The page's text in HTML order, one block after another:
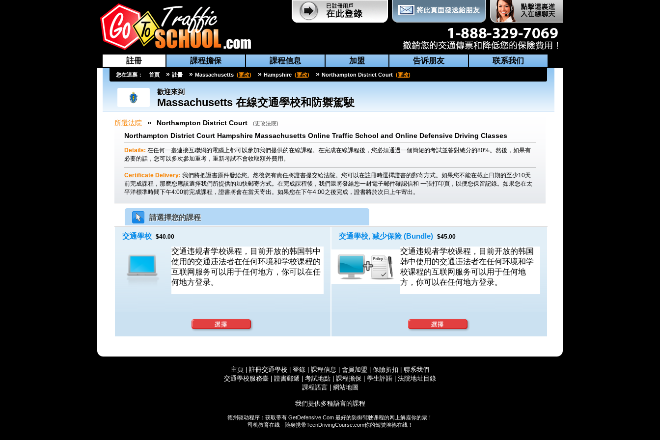
註冊 課程擔保 課程信息 加盟 告诉朋友 联系我们
您在這裏： 首頁 » 註冊 » Massachusetts (更改) » Hampshire (更改) » Northampton District Court (更改)
歡迎來到
Massachusetts在線交通學校和防禦駕駛
所選法院 » Northampton District Court (更改法院)
Northampton District Court Hampshire Massachusetts Online Traffic School and Online Defensive Driving Classes
Details: 在任何一臺連接互聯網的電腦上都可以參加我們提供的在線課程。在完成在線課程後，您必須通過一個簡短的考試並答對總分的80%。然後，如果有
必要的話，您可以多次參加重考，重新考試不會收取額外費用。
Certificate Delivery: 我們將把證書原件發給您。然後您有責任將證書提交給法院。您可以在註冊時選擇證書的郵寄方式。如果您不能在截止日期的至少10天
前完成課程，那麽您應該選擇我們所提供的加快郵寄方式。在完成課程後，我們還將發給您一封電子郵件確認信和 一張打印頁，以便您保留記錄。如果您在太
平洋標準時間下午4:00前完成課程，證書將會在當天寄出。如果您在下午4:00之後完成，證書將於次日上午寄出。
請選擇您的課程
交通學校 $40.00
交通违规者学校课程，目前开放的韩国韩中
使用的交通违法者在任何环境和学校课程的
互联网服务可以用于任何地方，你可以在任
何地方登录。
交通學校, 减少保险 (Bundle) $45.00
交通违规者学校课程，目前开放的韩国
韩中使用的交通违法者在任何环境和学
校课程的互联网服务可以用于任何地
方，你可以在任何地方登录。
主頁 註冊交通學校 登錄 課程信息 會員加盟 保險折扣
聯系我們
交通學校服務臺
證書郵遞 考試地點 課程擔保 學生評語
法院地址目錄
課程語言| 網站地圖
我們提供多種語言的課程
德州驱动程序：获取带有 GetDefensive.Com 最好的防御驾驶课程的网上解雇你的票！
司机教育在线 - 随身携带TeenDrivingCourse.com你的驾驶埃德在线！